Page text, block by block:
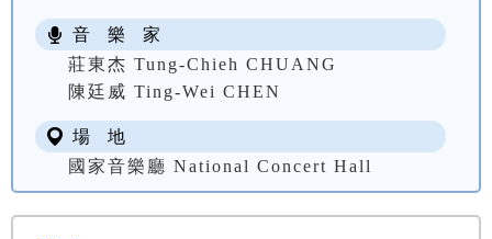
音 樂 家
莊東杰 Tung-Chieh CHUANG
陳廷威 Ting-Wei CHEN
場 地
國家音樂廳 National Concert Hall